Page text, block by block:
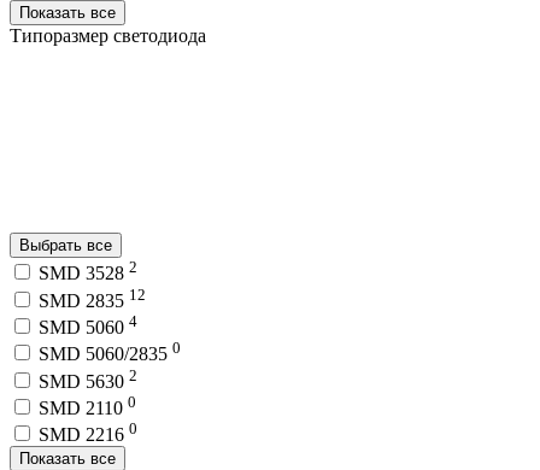
Показать все
Типоразмер светодиода
Выбрать все
SMD 3528 2
SMD 2835 12
SMD 5060 4
SMD 5060/2835 0
SMD 5630 2
SMD 2110 0
SMD 2216 0
Показать все